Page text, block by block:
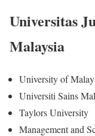
Universitas
Malaysia
University of
Universiti Sains
Taylors University
Management and